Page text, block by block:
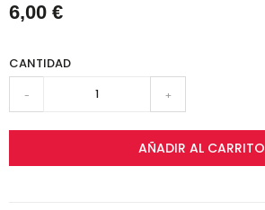
6,00 €
CANTIDAD
- +
AÑADIR AL CARRITO